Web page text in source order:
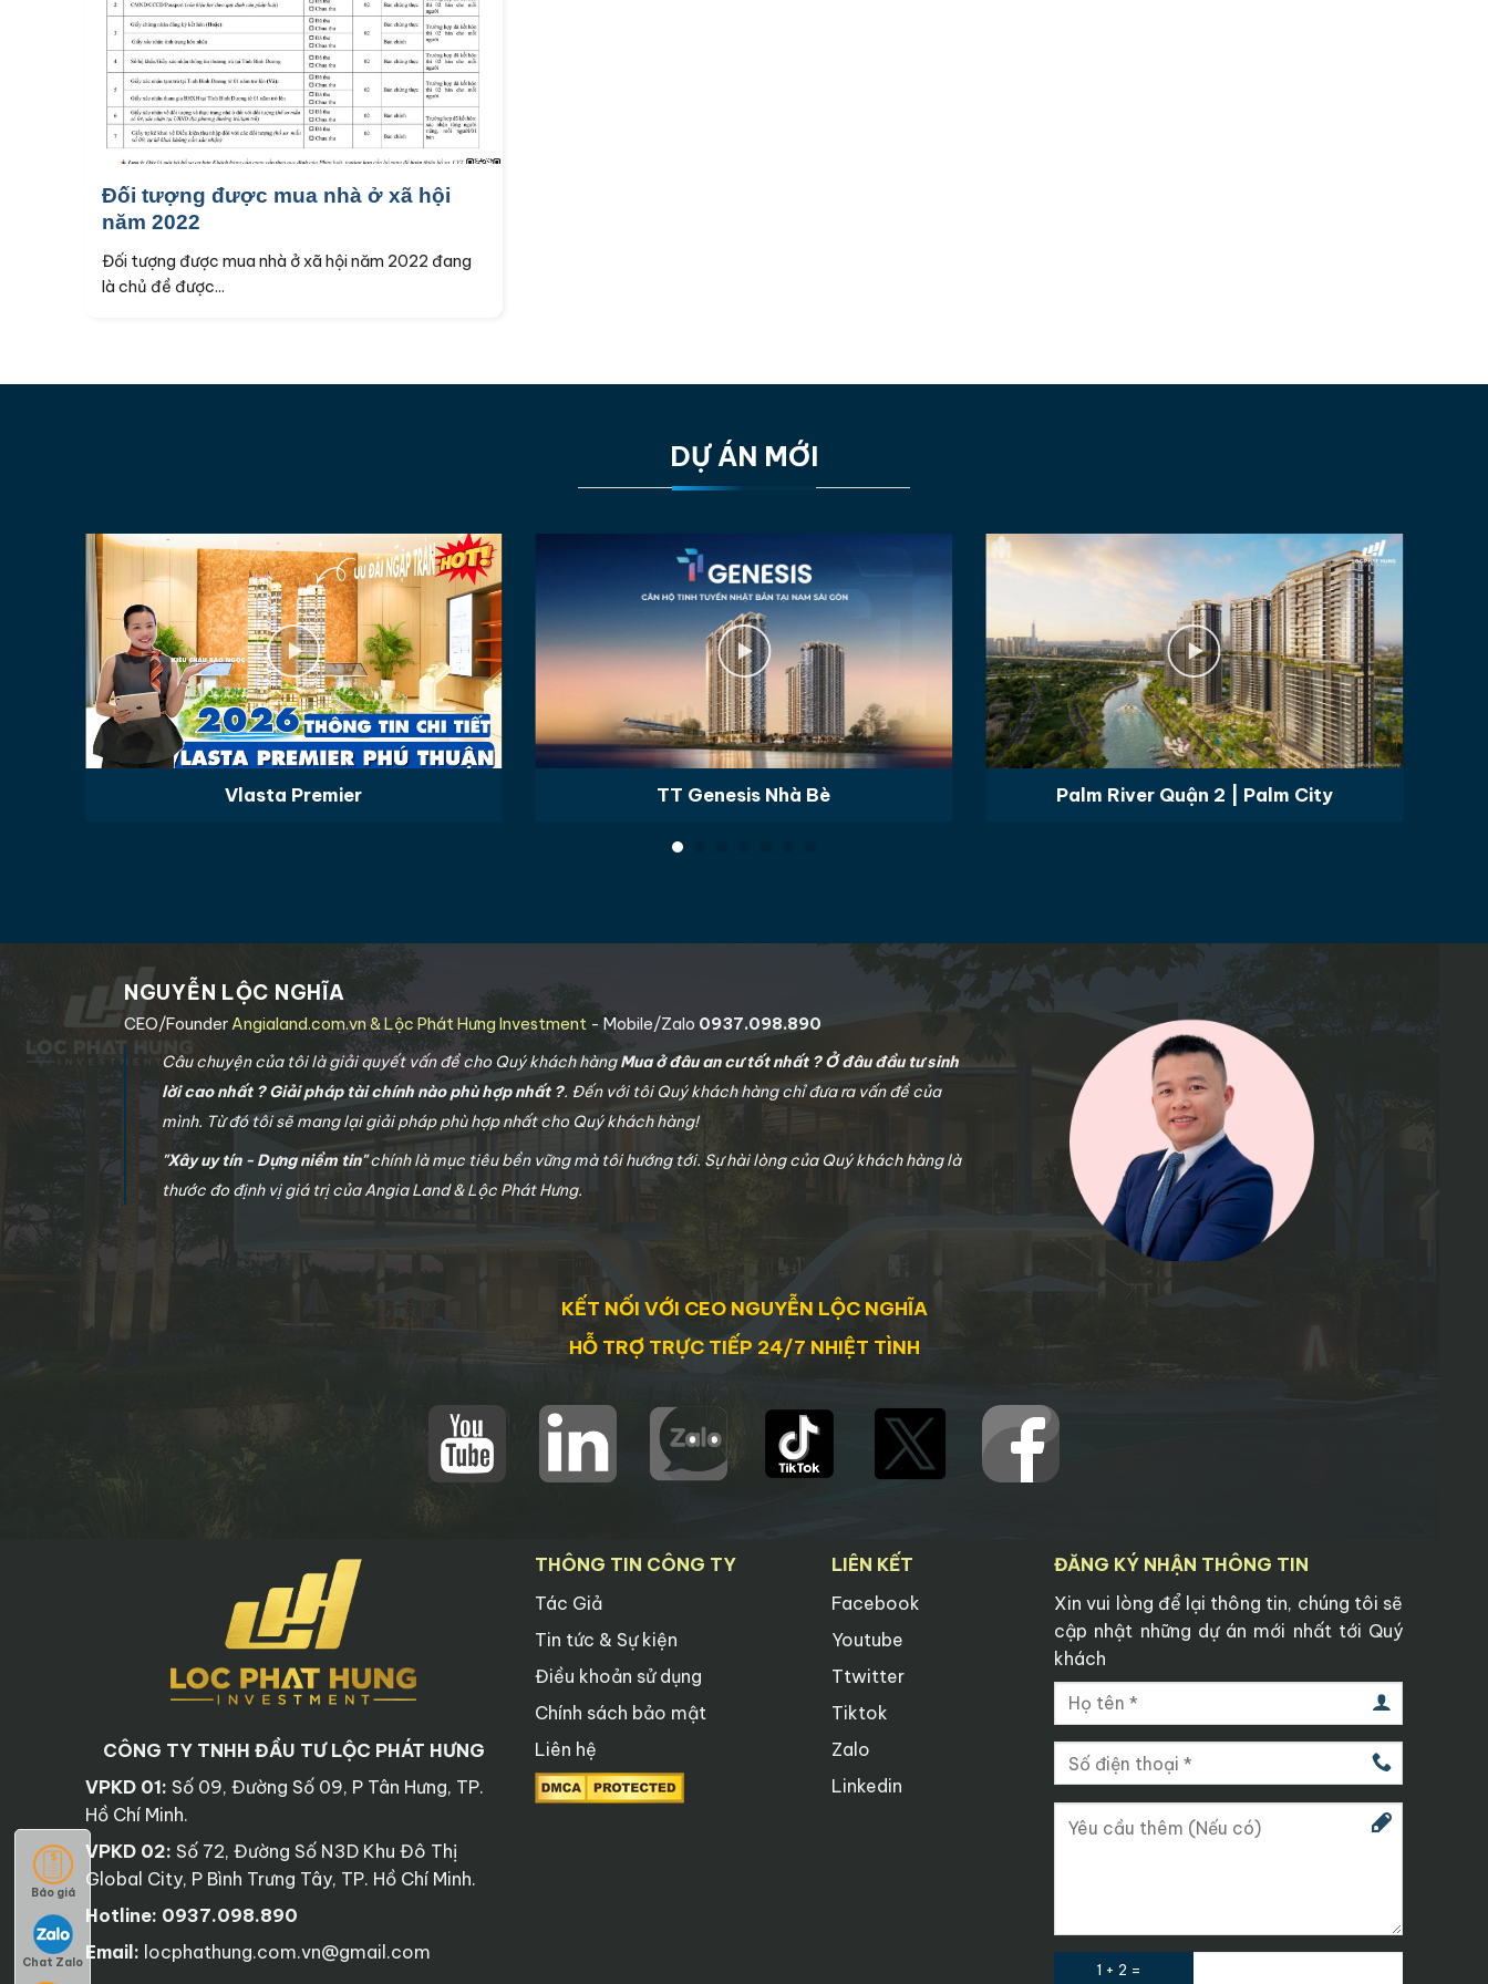
Đối tượng được mua nhà ở xã hội
năm 2022
Đối tượng được mua nhà ở xã hội năm 2022 đang
là chủ đề được...
Báo giá
Chat Zalo
DỰ ÁN MỚI
Vlasta Premier TT Genesis Nhà Bè Palm River Quận 2 | Palm City
NGUYỄN LỘC NGHĨA
CEO/FounderAngialand.com.vn & Lộc Phát Hưng Investment - Mobile/Zalo 0937.098.890
Câu chuyện của tôi là giải quyết vấn đề cho Quý khách hàngMua ở đâu an cư tốt nhất ? Ở đâu đầu tư sinh
lời cao nhất ? Giải pháp tài chính nào phù hợp nhất ?. Đến với tôi Quý khách hàng chỉ đưa ra vấn đề của
mình. Từ đó tôi sẽ mang lại giải pháp phù hợp nhất cho Quý khách hàng!
"Xây uy tín - Dựng niềm tin"chính là mục tiêu bền vững mà tôi hướng tới. Sự hài lòng của Quý khách hàng là
thước đo định vị giá trị của Angia Land & Lộc Phát Hưng.
KẾT NỐI VỚI CEO NGUYỄN LỘC NGHĨA
HỖ TRỢ TRỰC TIẾP 24/7 NHIỆT TÌNH
CÔNG TY TNHH ĐẦU TƯ LỘC PHÁT HƯNG
VPKD 01: Số 09, Đường Số 09, P Tân Hưng, TP.
Hồ Chí Minh.
VPKD 02: Số 72, Đường Số N3D Khu Đô Thị
Global City, P Bình Trưng Tây, TP. Hồ Chí Minh.
Hotline: 0937.098.890
Email: locphathung.com.vn@gmail.com
THÔNG TIN CÔNG TY
Tác Giả
Tin tức & Sự kiện
Điều khoản sử dụng
Chính sách bảo mật
Liên hệ
LIÊN KẾT
Facebook
Youtube
Ttwitter
Tiktok
Zalo
Linkedin
ĐĂNG KÝ NHẬN THÔNG TIN
Xin vui lòng để lại thông tin, chúng tôi sẽ
cập nhật những dự án mới nhất tới Quý
khách
1 + 2 =